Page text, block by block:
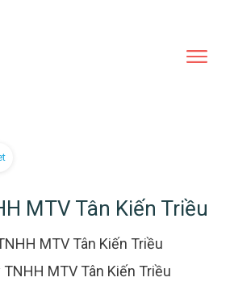
MTV Tân Kiến Triều
MTV Tân Kiến Triều
TNHH MTV Tân Kiến Triều